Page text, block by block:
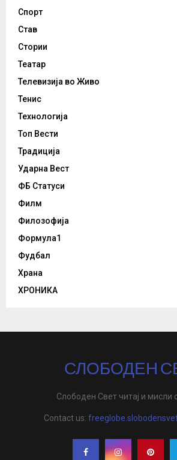
Спорт
Став
Стории
Театар
Телевизија во Живо
Тенис
Технологија
Топ Вести
Традиција
Ударна Вест
ФБ Статуси
Филм
Филозофија
Формула1
Фудбал
Храна
ХРОНИКА
СЛОБОДЕН
Слободен Свет читај и мисли
Contact us: